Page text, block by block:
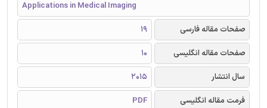
Applications in Medical Imaging
صفحات مقاله فارسی
19
صفحات مقاله انگلیسی
10
سال انتشار
2015
فرمت مقاله انگلیسی
PDF